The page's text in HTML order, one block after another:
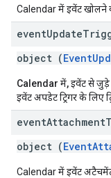
Calendar में इवेंट खोलने
eventUpdate
object (
Calendar में, इवेंट से
इवेंट अपडेट ट्रिगर के लिए
eventAttachment
object (
Calendar में इवेंट अटैचमेंट